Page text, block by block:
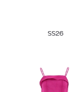
SS26